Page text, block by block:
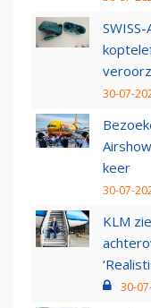
30-07-
keer
30-07-
KLM
30-